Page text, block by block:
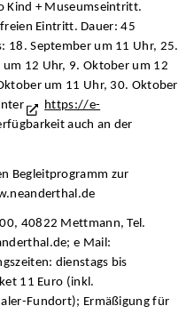
Kind + Museumseintritt.
Eintritt. Dauer: 45
18. September um 11 Uhr, 25.
12 Uhr, 9. Oktober um 12
um 11 Uhr, 30. Oktober
https://e-
auch an der
Begleitprogramm zur
40822 Mettmann, Tel.
e Mail:
dienstags bis
11 Euro (inkl.
Fundort); Ermäßigung für